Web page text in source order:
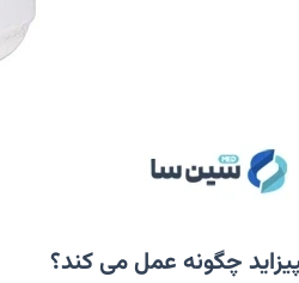
چگونه عمل می کند؟